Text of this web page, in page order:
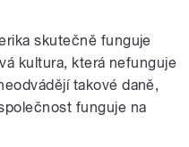
skutečně funguje
kultura, která nefunguje
takové daně,
funguje na